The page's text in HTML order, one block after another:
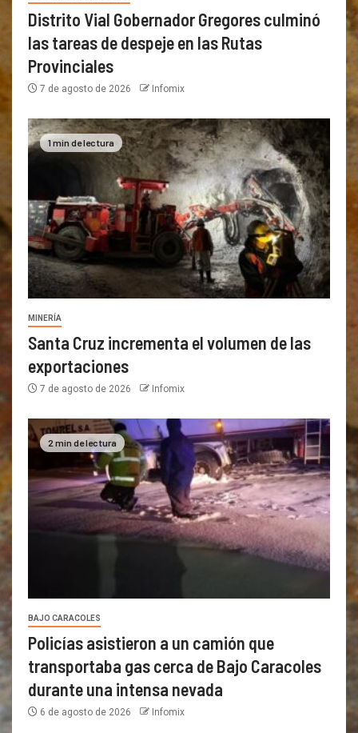
Distrito Vial Gobernador Gregores culminó
las tareas de despeje en las Rutas
Provinciales
7 de agosto de 2026 Infomix
1 min de lectura
MINERÍA
Santa Cruz incrementa el volumen de las
exportaciones
7 de agosto de 2026 Infomix
2 min de lectura
BAJO CARACOLES
Policías asistieron a un camión que
transportaba gas cerca de Bajo Caracoles
durante una intensa nevada
6 de agosto de 2026 Infomix